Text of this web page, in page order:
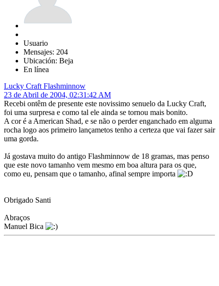
Usuario
Mensajes: 204
Ubicación: Beja
En línea
Lucky Craft Flashminnow
23 de Abril de 2004, 02:31:42 AM
Recebi ontêm de presente este novissimo senuelo da Lucky Craft,
foi uma surpresa e como tal ele ainda se tornou mais bonito.
A cor é a American Shad, e se não o perder enganchado em alguma
rocha logo aos primeiro lançametos tenho a certeza que vai fazer sair
uma gorda.
Já gostava muito do antigo Flashminnow de 18 gramas, mas penso
que este novo tamanho vem mesmo em boa altura para os que,
como eu, pensam que o tamanho, afinal sempre importa
Obrigado Santi
Abraços
Manuel Bica